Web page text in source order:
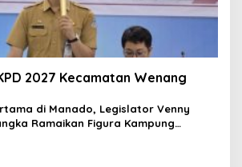
2027 Kecamatan Wenang
di Manado, Legislator Venny
Ramaikan Figura Kampung